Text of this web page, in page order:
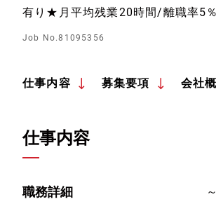
有り★月平均残業20時間/離職率5
Job No.81095356
仕事内容 募集要項 会社
仕事内容
職務詳細